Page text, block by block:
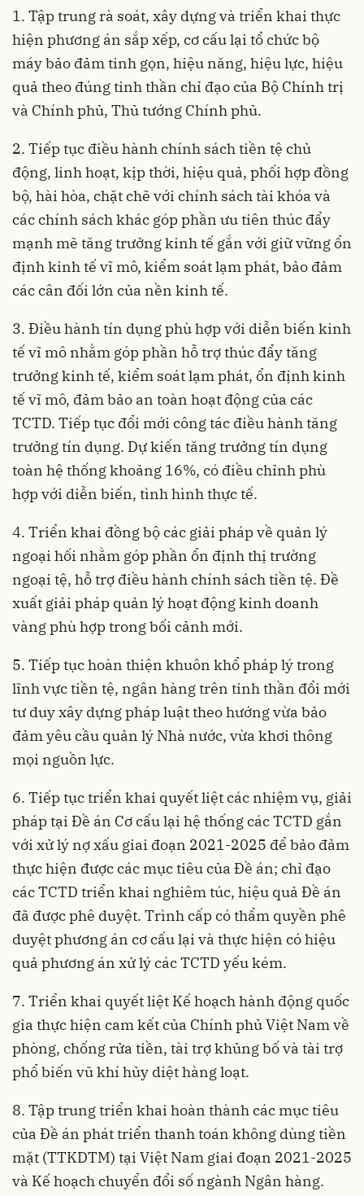
1. Tập trung rà soát, xây dựng và triển khai thực
hiện phương án sắp xếp, cơ cấu lại tổ chức bộ
máy bảo đảm tinh gọn, hiệu năng, hiệu lực, hiệu
quả theo đúng tinh thần chỉ đạo của Bộ Chính trị
và Chính phủ, Thủ tướng Chính phủ.
2. Tiếp tục điều hành chính sách tiền tệ chủ
động, linh hoạt, kịp thời, hiệu quả, phối hợp đồng
bộ, hài hòa, chặt chẽ với chính sách tài khóa và
các chính sách khác góp phần ưu tiên thúc đẩy
mạnh mẽ tăng trưởng kinh tế gắn với giữ vững ổn
định kinh tế vĩ mô, kiểm soát lạm phát, bảo đảm
các cân đối lớn của nền kinh tế.
3. Điều hành tín dụng phù hợp với diễn biến kinh
tế vĩ mô nhằm góp phần hỗ trợ thúc đẩy tăng
trưởng kinh tế, kiểm soát lạm phát, ổn định kinh
tế vĩ mô, đảm bảo an toàn hoạt động của các
TCTD. Tiếp tục đổi mới công tác điều hành tăng
trưởng tín dụng. Dự kiến tăng trưởng tín dụng
toàn hệ thống khoảng 16%, có điều chỉnh phù
hợp với diễn biến, tình hình thực tế.
4. Triển khai đồng bộ các giải pháp về quản lý
ngoại hối nhằm góp phần ổn định thị trường
ngoại tệ, hỗ trợ điều hành chính sách tiền tệ. Đề
xuất giải pháp quản lý hoạt động kinh doanh
vàng phù hợp trong bối cảnh mới.
5. Tiếp tục hoàn thiện khuôn khổ pháp lý trong
lĩnh vực tiền tệ, ngân hàng trên tinh thần đổi mới
tư duy xây dựng pháp luật theo hướng vừa bảo
đảm yêu cầu quản lý Nhà nước, vừa khơi thông
mọi nguồn lực.
6. Tiếp tục triển khai quyết liệt các nhiệm vụ, giải
pháp tại Đề án Cơ cấu lại hệ thống các TCTD gắn
với xử lý nợ xấu giai đoạn 2021-2025 để bảo đảm
thực hiện được các mục tiêu của Đề án; chỉ đạo
các TCTD triển khai nghiêm túc, hiệu quả Đề án
đã được phê duyệt. Trình cấp có thẩm quyền phê
duyệt phương án cơ cấu lại và thực hiện có hiệu
quả phương án xử lý các TCTD yếu kém.
7. Triển khai quyết liệt Kế hoạch hành động quốc
gia thực hiện cam kết của Chính phủ Việt Nam về
phòng, chống rửa tiền, tài trợ khủng bố và tài trợ
phổ biến vũ khí hủy diệt hàng loạt.
8. Tập trung triển khai hoàn thành các mục tiêu
của Đề án phát triển thanh toán không dùng tiền
mặt (TTKDTM) tại Việt Nam giai đoạn 2021-2025
và Kế hoạch chuyển đổi số ngành Ngân hàng.